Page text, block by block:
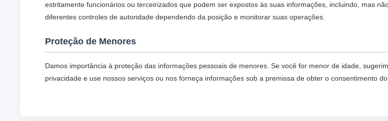
estritamente funcionários ou terceirizados que podem ser expostos às suas informações, incluindo, mas
diferentes controles de autoridade dependendo da posição e monitorar suas operações.
Proteção de Menores
Damos importância à proteção das informações pessoais de menores. Se você for menor de idade,
privacidade e use nossos serviços ou nos forneça informações sob a premissa de obter o consentimento